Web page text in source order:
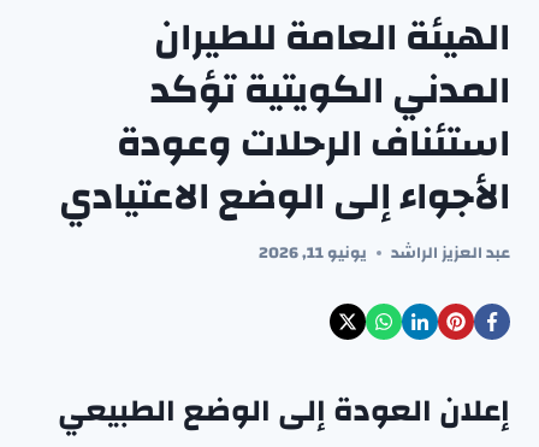
الهيئة العامة للطيران
المدني الكويتية تؤكد
استئناف الرحلات وعودة
الأجواء إلى الوضع الاعتيادي
عبد العزيز الراشد يونيو 11, 2026
إعلان العودة إلى الوضع الطبيعي